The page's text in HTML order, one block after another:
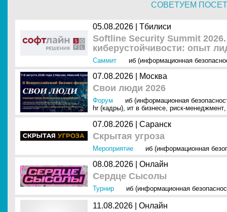
СОВЕТУЕМ
05.08.2026 | Тбилиси
Softline Security Summit
киберустойчивости: опыт
Саммит иб (информационная
07.08.2026 | Москва
Свои люди 2026
Форум
иб (информационная
hr (кадры), ит в бизнесе, риск-менеджмент,
07.08.2026 | Саранск
Скрытая угроза
Мероприятие иб (информационная
08.08.2026 | Онлайн
Сердце Сысолы
Турнир иб (информационная
11.08.2026 | Онлайн